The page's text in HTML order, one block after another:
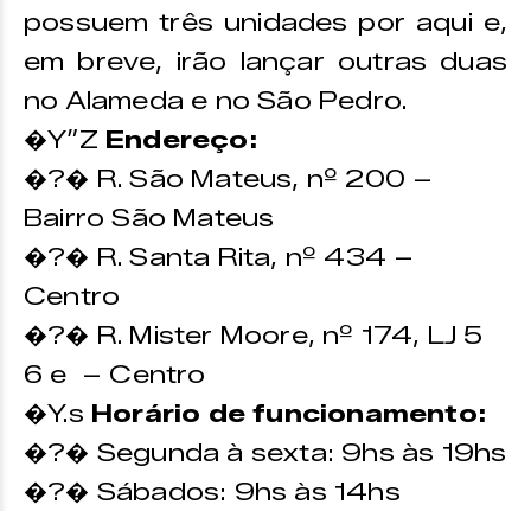
possuem três unidades por aqui e,
em breve, irão lançar outras duas
no Alameda e no São Pedro.
�Y”Z Endereço:
�?� R. São Mateus, nº 200 –
Bairro São Mateus
�?� R. Santa Rita, nº 434 –
Centro
�?� R. Mister Moore, nº 174, LJ 5
6 e – Centro
�Y.s Horário de funcionamento:
�?� Segunda à sexta: 9hs às 19hs
�?� Sábados: 9hs às 14hs